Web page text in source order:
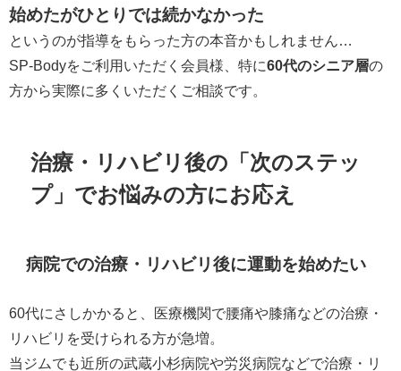
始めたがひとりでは続かなかった
というのが指導をもらった方の本音かもしれません…
SP-Bodyをご利用いただく会員様、特に60代のシニア層の
方から実際に多くいただくご相談です。
治療・リハビリ後の「次のステッ
プ」でお悩みの方にお応え
病院での治療・リハビリ後に運動を始めたい
60代にさしかかると、医療機関で腰痛や膝痛などの治療・
リハビリを受けられる方が急増。
当ジムでも近所の武蔵小杉病院や労災病院などで治療・リ